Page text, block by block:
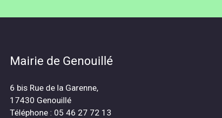
Mairie de Genouillé
6 bis Rue de la Garenne,
17430 Genouillé
Téléphone : 05 46 27 72 13